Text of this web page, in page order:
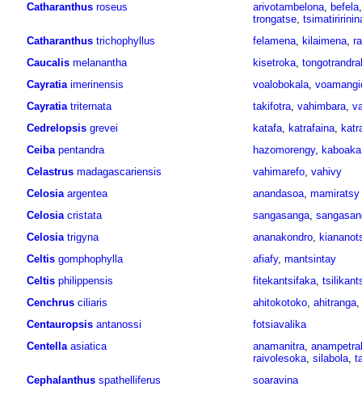
Catharanthus roseus arivotambelona, befela
trongatse,
Catharanthus trichophyllus felamena, kilaimena,
Caucalis melanantha kisetroka,
Cayratia imerinensis voalobokala,
Cayratia triternata takifotra, vahimbara,
Cedrelopsis grevei katafa, katrafaina,
Ceiba pentandra hazomorengy, kaboaka
Celastrus madagascariensis vahimarefo, vahivy
Celosia argentea anandasoa, mamiratsy
Celosia cristata sangasanga,
Celosia trigyna ananakondro,
Celtis gomphophylla afiafy, mantsintay
Celtis philippensis fitekantsifaka,
Cenchrus ciliaris ahitokotoko, ahitranga,
Centauropsis antanossi
fotsiavalika
Centella asiatica anamanitra,
raivolesoka, silabola,
Cephalanthus spathelliferus
soaravina